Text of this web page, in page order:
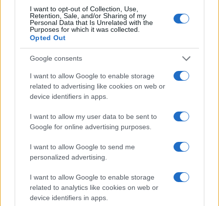
I want to opt-out of Collection, Use,
Retention, Sale, and/or Sharing of my
Personal Data that Is Unrelated with the
Purposes for which it was collected.
Opted Out
Google consents
I want to allow Google to enable storage
related to advertising like cookies on web or
device identifiers in apps.
I want to allow my user data to be sent to
Google for online advertising purposes.
I want to allow Google to send me
personalized advertising.
I want to allow Google to enable storage
related to analytics like cookies on web or
device identifiers in apps.
F1 2026: Sainz valuta il futuro con Williams dopo una
stagione deludente
Fondi garantiti per i Gran Premi di Formula 1: 5,25
milioni per il 2026
Formula 1 Circuito: Comparato punta al podio nel Gran
Formula 1: quando l’amore incontra i motori nei box
delle scuderie
Sportmagazine: notizie, approfondimenti e classifiche su
calcio, basket, tennis, ciclismo, motori, Formula 1,